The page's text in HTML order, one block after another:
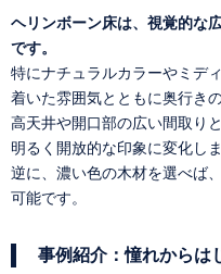
ヘリンボーン床は、視覚的な
です。
特にナチュラルカラーやミデ
着いた雰囲気とともに奥行き
高天井や開口部の広い間取り
明るく開放的な印象に変化しま
逆に、濃い色の木材を選べば
可能です。
事例紹介：憧れからは